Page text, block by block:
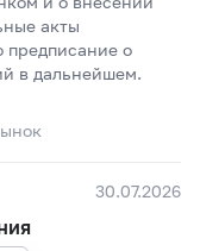
акты
предписание о
в дальнейшем.
30.07.2026